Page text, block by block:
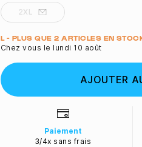
2XL
Quantité
L - PLUS QUE 2 ARTICLES EN
Chez vous le lundi 10 août
AJOUTER
Paiement
3/4x sans frais